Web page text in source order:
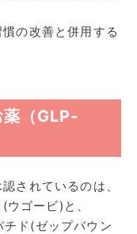
の改善と併用する
薬（GLP-
されているのは、
ゴービ)と、
ド(ゼップバウン